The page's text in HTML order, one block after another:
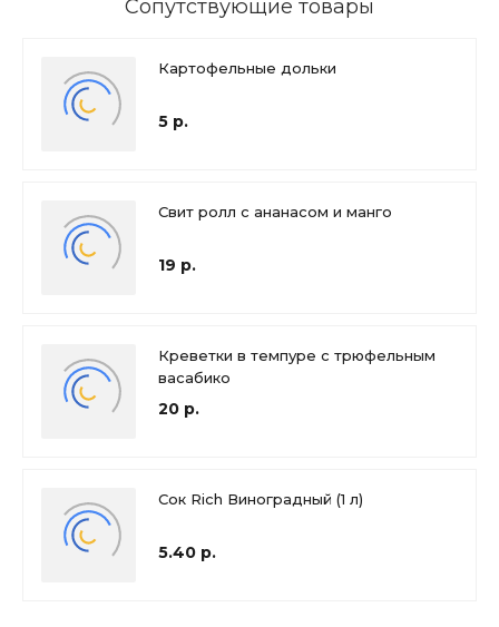
Сопутствующие товары
Картофельные дольки
5 р.
Свит ролл с ананасом и манго
19 р.
Креветки в темпуре с трюфельным
васабико
20 р.
Сок Rich Виноградный (1 л)
5.40 р.